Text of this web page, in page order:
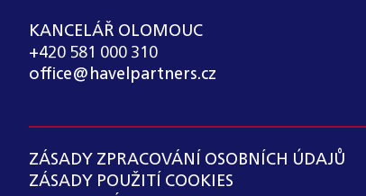
KANCELÁŘ OLOMOUC
+420 581 000 310
office@havelpartners.cz
ZÁSADY ZPRACOVÁNÍ OSOBNÍCH ÚDAJŮ
ZÁSADY POUŽITÍ COOKIES